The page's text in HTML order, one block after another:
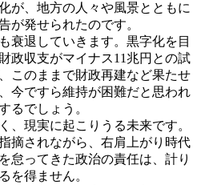
が、地方の人々や風景とともに
が発せられたのです。
衰退していきます。黒字化を目
政収支がマイナス11兆円との試
このままで財政再建など果たせ
今ですら維持が困難だと思われ
るでしょう。
、現実に起こりうる未来です。
摘されながら、右肩上がり時代
怠ってきた政治の責任は、計り
を得ません。